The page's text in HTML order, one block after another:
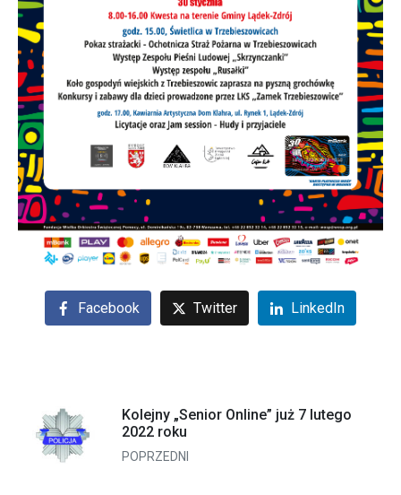
Facebook Twitter LinkedIn
Kolejny „Senior Online” już 7 lutego
2022 roku
POPRZEDNI